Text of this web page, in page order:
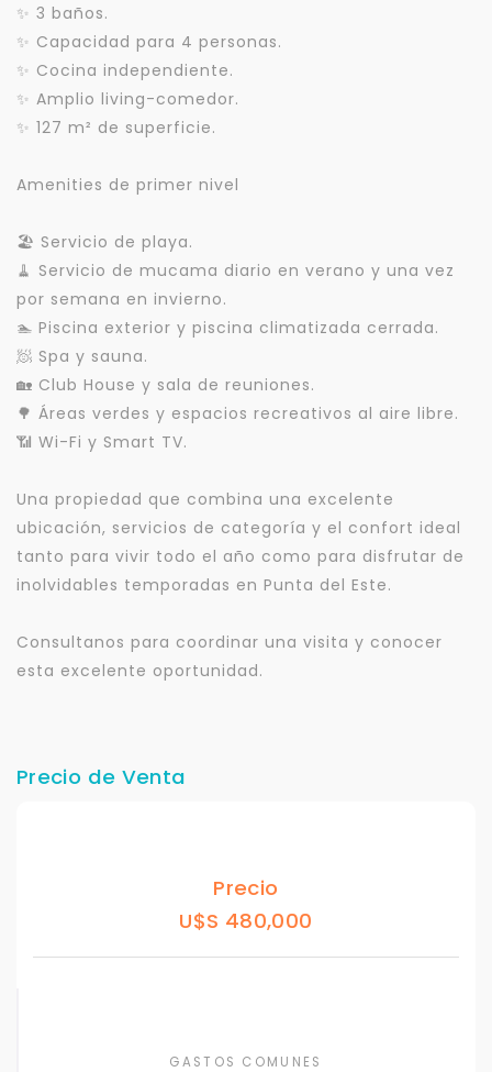
✨ 3 baños.
✨ Capacidad para 4 personas.
✨ Cocina independiente.
✨ Amplio living-comedor.
✨ 127 m² de superficie.
Amenities de primer nivel
🏖️ Servicio de playa.
🧹 Servicio de mucama diario en verano y una vez
por semana en invierno.
🏊 Piscina exterior y piscina climatizada cerrada.
🧖 Spa y sauna.
🏡 Club House y sala de reuniones.
🌳 Áreas verdes y espacios recreativos al aire libre.
📶 Wi-Fi y Smart TV.
Una propiedad que combina una excelente
ubicación, servicios de categoría y el confort ideal
tanto para vivir todo el año como para disfrutar de
inolvidables temporadas en Punta del Este.
Consultanos para coordinar una visita y conocer
esta excelente oportunidad.
Precio de Venta
Precio
U$S 480,000
GASTOS COMUNES